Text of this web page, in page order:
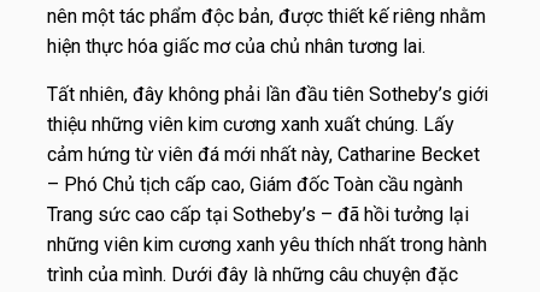
nên một tác phẩm độc bản, được thiết kế riêng nhằm
hiện thực hóa giấc mơ của chủ nhân tương lai.
Tất nhiên, đây không phải lần đầu tiên Sotheby’s giới
thiệu những viên kim cương xanh xuất chúng. Lấy
cảm hứng từ viên đá mới nhất này, Catharine Becket
– Phó Chủ tịch cấp cao, Giám đốc Toàn cầu ngành
Trang sức cao cấp tại Sotheby’s – đã hồi tưởng lại
những viên kim cương xanh yêu thích nhất trong hành
trình của mình. Dưới đây là những câu chuyện đặc